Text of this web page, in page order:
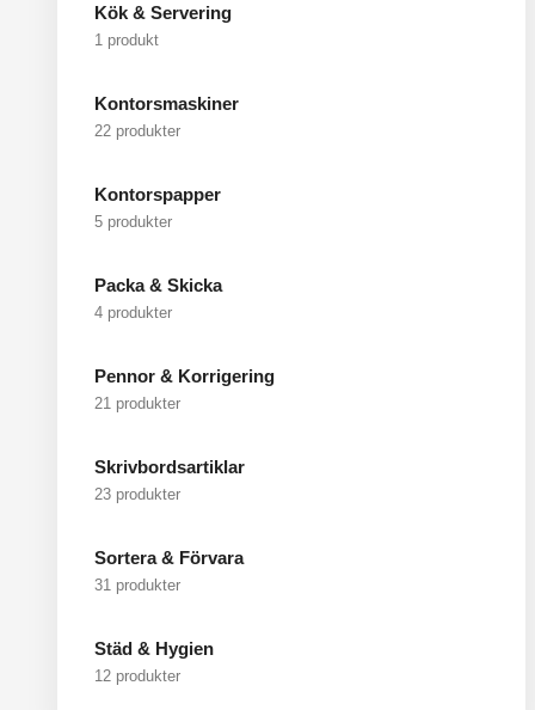
Kök & Servering
1 produkt
Kontorsmaskiner
22 produkter
Kontorspapper
5 produkter
Packa & Skicka
4 produkter
Pennor & Korrigering
21 produkter
Skrivbordsartiklar
23 produkter
Sortera & Förvara
31 produkter
Städ & Hygien
12 produkter